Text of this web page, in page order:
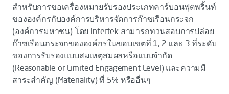
สำหรับการขอเครื่องหมายรับรองประเภทคาร์บอนฟุตพริ้นท์
ขององค์กรกับองค์การบริหารจัดการก๊าซเรือนกระจก
(องค์การมหาชน) โดย Intertek สามารถทวนสอบการปล่อย
ก๊าซเรือนกระจกขององค์กรในขอบเขตที่ 1, 2 และ 3 ที่ระดับ
ของการรับรองแบบสมเหตุสมผลหรือแบบจำกัด
(Reasonable or Limited Engagement Level) และความมี
สาระสำคัญ (Materiality) ที่ 5% หรืออื่นๆ